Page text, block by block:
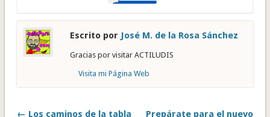
Escrito por José M. de la Rosa Sánchez
Gracias por visitar ACTILUDIS
Visita mi Página Web
← Los caminos de la tabla Prepárate para el nuevo